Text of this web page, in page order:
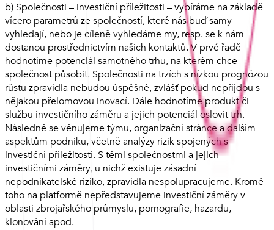
b) Společnosti – investiční příležitosti – vybíráme na základě
vícero parametrů ze společností, které nás buď samy
vyhledají, nebo je cíleně vyhledáme my, resp. se k nám
dostanou prostřednictvím našich kontaktů. V prvé řadě
hodnotíme potenciál samotného trhu, na kterém chce
společnost působit. Společnosti na trzích s nízkou prognózou
růstu zpravidla nebudou úspěšné, zvlášť pokud nepřijdou s
nějakou přelomovou inovací. Dále hodnotíme produkt či
službu investičního záměru a jejich potenciál oslovit trh.
Následně se věnujeme týmu, organizační stránce a dalším
aspektům podniku, včetně analýzy rizik spojených s
investiční příležitostí. S těmi společnostmi a jejich
investičními záměry, u nichž existuje zásadní
nepodnikatelské riziko, zpravidla nespolupracujeme. Kromě
toho na platformě nepředstavujeme investiční záměry v
oblasti zbrojařského průmyslu, pornografie, hazardu,
klonování apod.